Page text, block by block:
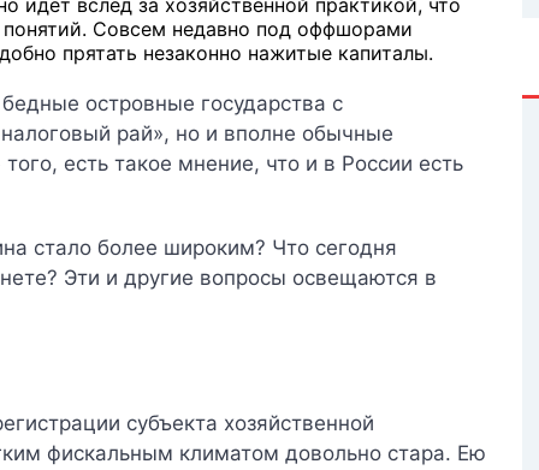
идет вслед за хозяйственной практикой, что
Совсем недавно под оффшорами
прятать незаконно нажитые капиталы.
островные государства с
рай», но и вполне обычные
есть такое мнение, что и в России есть
стало более широким? Что сегодня
Эти и другие вопросы освещаются в
субъекта хозяйственной
фискальным климатом довольно стара. Ею